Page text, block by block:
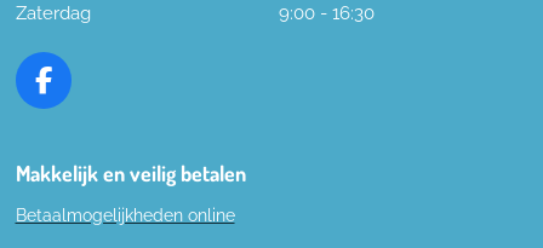
Zaterdag
9:00 - 16:30
F
e
o
Makkelijk en veilig betalen
Betaalmogelijkheden online